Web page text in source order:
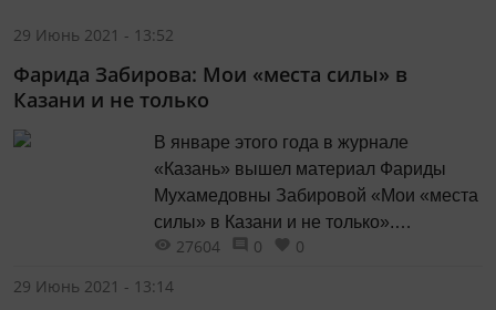
29 Июнь 2021 - 13:52
Фарида Забирова: Мои «места силы» в
Казани и не только
В январе этого года в журнале
«Казань» вышел материал Фариды
Мухамедовны Забировой «Мои «места
силы» в Казани и не только».
Предлагаем нашим читателям
27604 0
0
29 Июнь 2021 - 13:14